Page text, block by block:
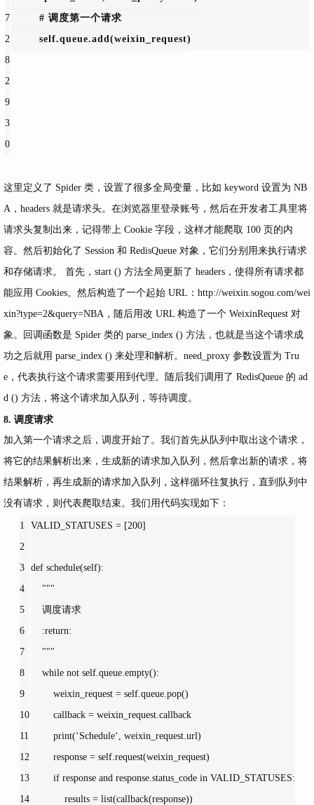
7
2
8
2
9
3
0
# 调度第一个请求
        self.queue.add(weixin_request)
这里定义了 Spider 类，设置了很多全局变量，比如 keyword 设置为 NB
A，headers 就是请求头。在浏览器里登录账号，然后在开发者工具里将
请求头复制出来，记得带上 Cookie 字段，这样才能爬取 100 页的内
容。然后初始化了 Session 和 RedisQueue 对象，它们分别用来执行请求
和存储请求。 首先，start () 方法全局更新了 headers，使得所有请求都
能应用 Cookies。然后构造了一个起始 URL： http://weixin.sogou.com/wei
xin?type=2&query=NBA，随后用改 URL 构造了一个 WeixinRequest 对
象。回调函数是 Spider 类的 parse_index () 方法，也就是当这个请求成
功之后就用 parse_index () 来处理和解析。need_proxy 参数设置为 Tru
e，代表执行这个请求需要用到代理。随后我们调用了 RedisQueue 的 ad
d () 方法，将这个请求加入队列，等待调度。
8. 调度请求
加入第一个请求之后，调度开始了。我们首先从队列中取出这个请求，
将它的结果解析出来，生成新的请求加入队列，然后拿出新的请求，将
结果解析，再生成新的请求加入队列，这样循环往复执行，直到队列中
没有请求，则代表爬取结束。我们用代码实现如下：
1
2
3
4
5
6
7
8
9
10
11
12
13
14
VALID_STATUSES = [200]
def schedule(self):
"""
    调度请求
    :return:
    "
""
while not self.queue. empty():
        weixin_request =
self.queue.pop()
        callback = weixin_request.callback
print(‘Schedule‘, weixin_request.url)
        response =
self.request(weixin_request)
if response and response.status_code in VALID_STATUSES:
            results =
list(callback(response))